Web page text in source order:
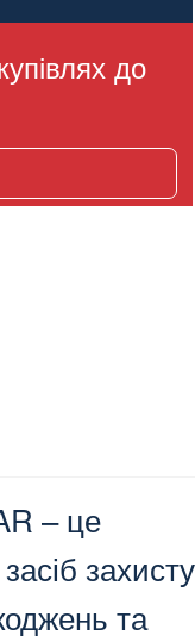
до
– це
захисту
та